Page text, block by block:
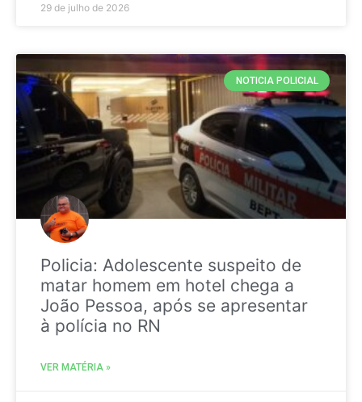
29 de julho de 2026
NOTICIA POLICIAL
Policia: Adolescente suspeito de
matar homem em hotel chega a
João Pessoa, após se apresentar
à polícia no RN
VER MATÉRIA »